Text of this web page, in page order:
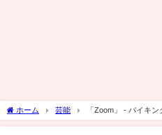
ホーム 芸能 「Zoom」 - バイキ